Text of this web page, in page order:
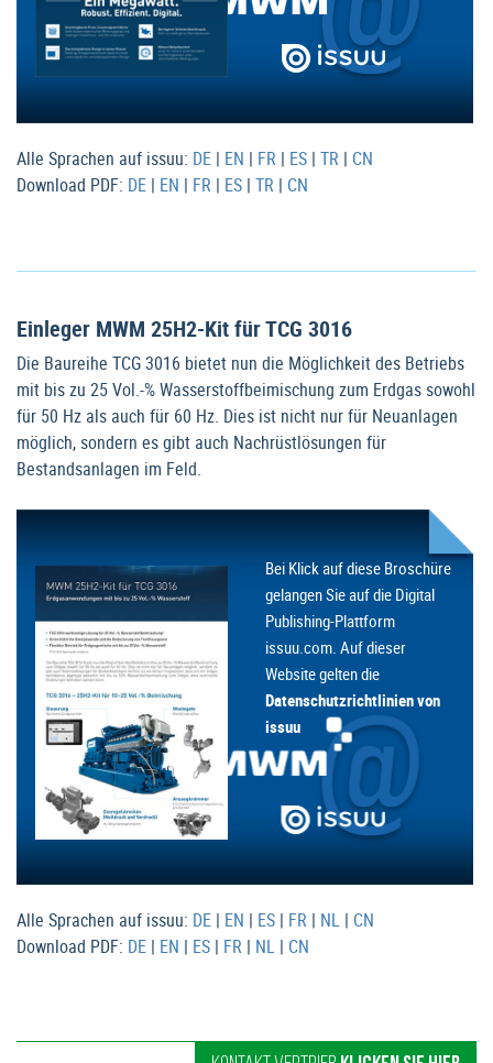
Alle Sprachen auf issuu: DE | EN | FR | ES | TR | CN
Download PDF: DE | EN | FR | ES | TR | CN
Einleger MWM 25H2-Kit für TCG 3016
Die Baureihe TCG 3016 bietet nun die Möglichkeit des Betriebs
mit bis zu 25 Vol.-% Wasserstoffbeimischung zum Erdgas sowohl
für 50 Hz als auch für 60 Hz. Dies ist nicht nur für Neuanlagen
möglich, sondern es gibt auch Nachrüstlösungen für
Bestandsanlagen im Feld.
Bei Klick auf diese Broschüre
gelangen Sie auf die Digital
Publishing-Plattform
issuu.com. Auf dieser
Website gelten die
Datenschutzrichtlinien von
issuu
Alle Sprachen auf issuu: DE | EN | ES | FR | NL | CN
Download PDF: DE | EN | ES | FR | NL | CN